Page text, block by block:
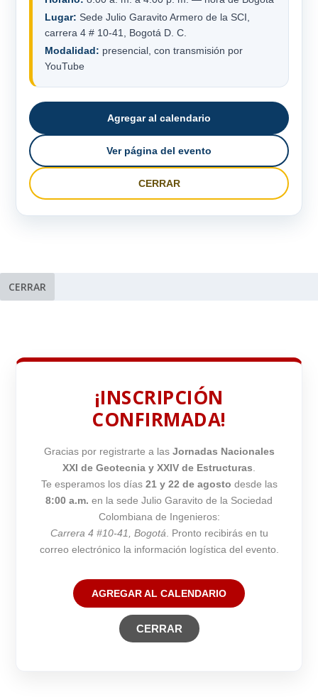
Lugar: Sede Julio Garavito Armero de la SCI,
carrera 4 # 10-41, Bogotá D. C.
Modalidad: presencial, con transmisión por
YouTube
Agregar al calendario
Ver página del evento
CERRAR
CERRAR
¡INSCRIPCIÓN
CONFIRMADA!
Gracias por registrarte a las Jornadas Nacionales
XXI de Geotecnia y XXIV de Estructuras.
Te esperamos los días 21 y 22 de agosto desde las
8:00 a.m. en la sede Julio Garavito de la Sociedad
Colombiana de Ingenieros:
Carrera 4 #10-41, Bogotá. Pronto recibirás en tu
correo electrónico la información logística del evento.
AGREGAR AL CALENDARIO
CERRAR